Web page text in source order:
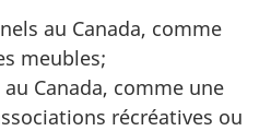
au Canada, comme
meubles;
Canada, comme une
récréatives ou